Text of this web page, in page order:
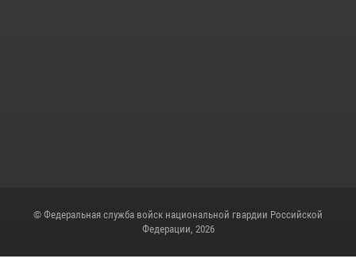
© Федеральная служба войск национальной гвардии Российской
Федерации, 2026